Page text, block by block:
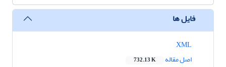
فایل ها
اصل مقاله
732.13 K